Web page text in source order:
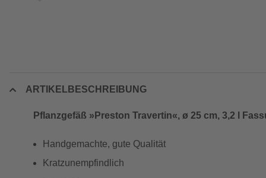
ARTIKELBESCHREIBUNG
Pflanzgefäß »Preston Travertin«, ø 25 cm, 3,2 l
Handgemachte, gute Qualität
Kratzunempfindlich